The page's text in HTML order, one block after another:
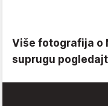
Više fotografija o
suprugu